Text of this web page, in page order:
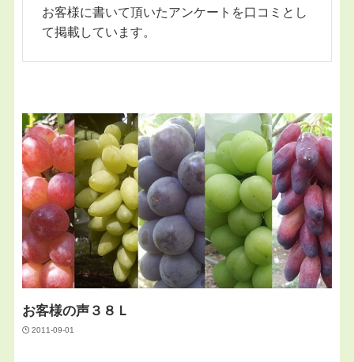
お客様に書いて頂いたアンケートを口コミとし
て掲載しています。
お客様の声３８Ｌ
2011-09-01